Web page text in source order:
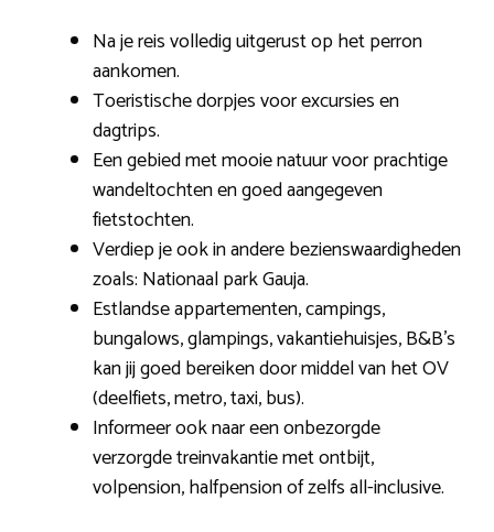
Na je reis volledig uitgerust op het perron
aankomen.
Toeristische dorpjes voor excursies en
dagtrips.
Een gebied met mooie natuur voor prachtige
wandeltochten en goed aangegeven
fietstochten.
Verdiep je ook in andere bezienswaardigheden
zoals: Nationaal park Gauja.
Estlandse appartementen, campings,
bungalows, glampings, vakantiehuisjes, B&B’s
kan jij goed bereiken door middel van het OV
(deelfiets, metro, taxi, bus).
Informeer ook naar een onbezorgde
verzorgde treinvakantie met ontbijt,
volpension, halfpension of zelfs all-inclusive.